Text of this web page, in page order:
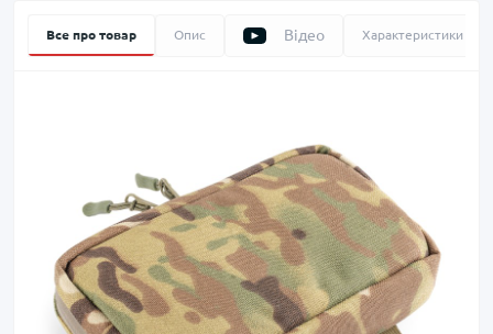
Все про товар Опис Відео Характеристики